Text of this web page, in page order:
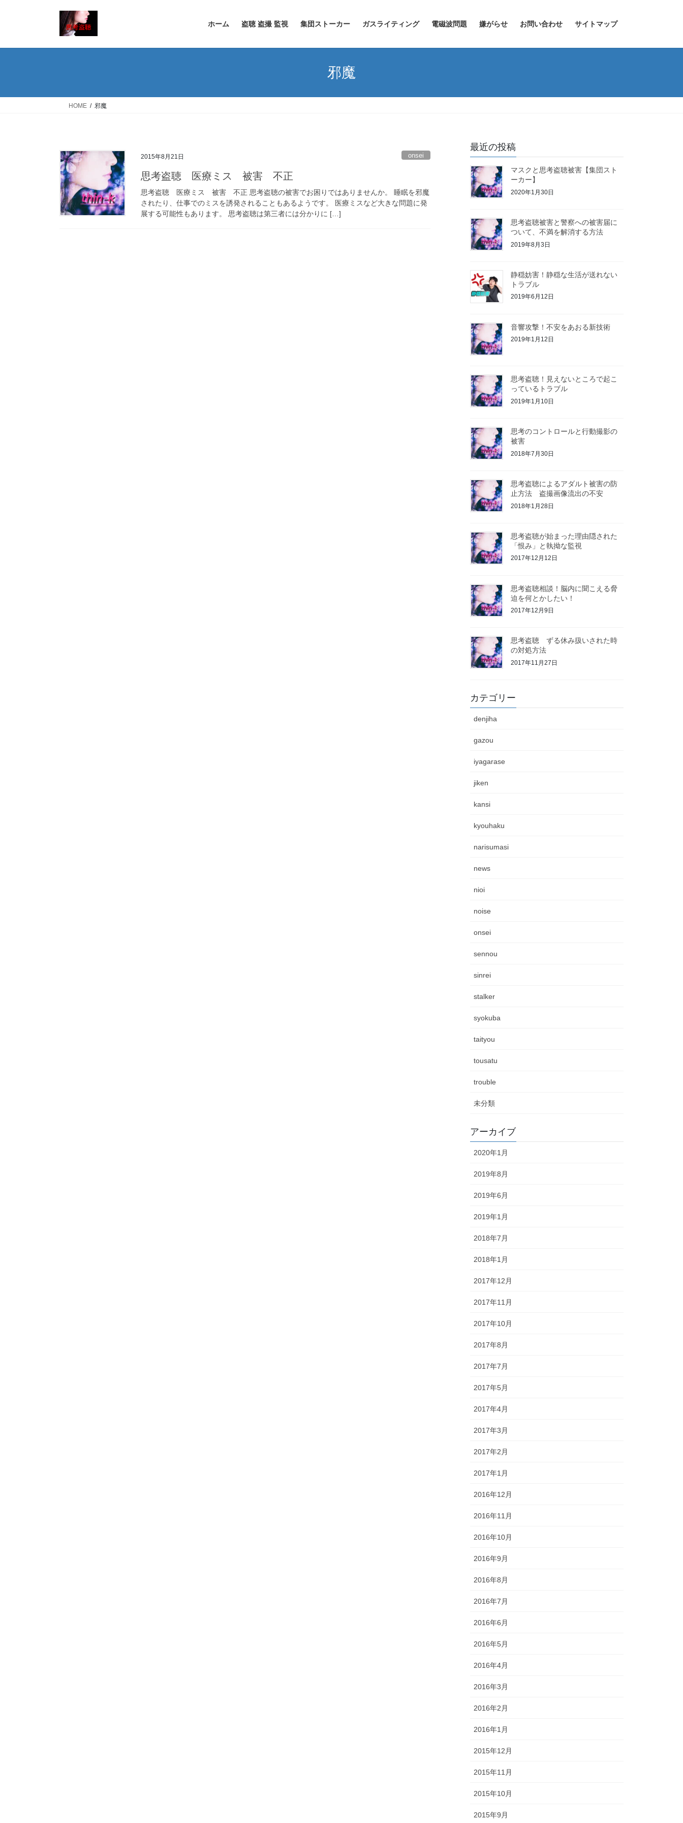
ホーム 盗聴 盗撮 監視 集団ストーカー ガスライティング 電磁波問題 嫌がらせ お問い合わせ サイトマップ
邪魔
HOME 邪魔
2015年8月21日 onsei
思考盗聴 医療ミス 被害 不正
思考盗聴 医療ミス 被害 不正 思考盗聴の被害でお困りではありませんか。 睡眠を邪魔
されたり、仕事でのミスを誘発されることもあるようです。 医療ミスなど大きな問題に発
展する可能性もあります。 思考盗聴は第三者には分かりに […]
最近の投稿
マスクと思考盗聴被害【集団スト
ーカー】
2020年1月30日
思考盗聴被害と警察への被害届に
ついて、不満を解消する方法
2019年8月3日
静穏妨害！静穏な生活が送れない
トラブル
2019年6月12日
音響攻撃！不安をあおる新技術
2019年1月12日
思考盗聴！見えないところで起こ
っているトラブル
2019年1月10日
思考のコントロールと行動撮影の
被害
2018年7月30日
思考盗聴によるアダルト被害の防
止方法 盗撮画像流出の不安
2018年1月28日
思考盗聴が始まった理由隠された
「恨み」と執拗な監視
2017年12月12日
思考盗聴相談！脳内に聞こえる脅
迫を何とかしたい！
2017年12月9日
思考盗聴 ずる休み扱いされた時
の対処方法
2017年11月27日
カテゴリー
denjiha
gazou
iyagarase
jiken
kansi
kyouhaku
narisumasi
news
nioi
noise
onsei
sennou
sinrei
stalker
syokuba
taityou
tousatu
trouble
未分類
アーカイブ
2020年1月
2019年8月
2019年6月
2019年1月
2018年7月
2018年1月
2017年12月
2017年11月
2017年10月
2017年8月
2017年7月
2017年5月
2017年4月
2017年3月
2017年2月
2017年1月
2016年12月
2016年11月
2016年10月
2016年9月
2016年8月
2016年7月
2016年6月
2016年5月
2016年4月
2016年3月
2016年2月
2016年1月
2015年12月
2015年11月
2015年10月
2015年9月